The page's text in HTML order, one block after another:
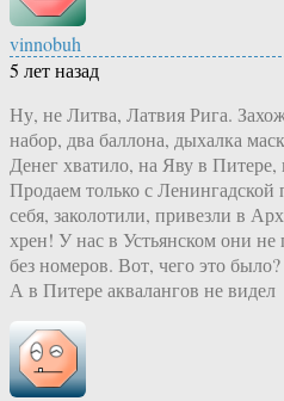
vinnobuh
5 лет назад
Ну, не Литва, Латвия Рига.
набор, два баллона, дыхалка
Денег хватило, на Яву в
Продаем только с
себя, заколотили, привезли в
хрен! У нас в Устьянском они не
без номеров. Вот, чего это было?
А в Питере аквалангов не видел